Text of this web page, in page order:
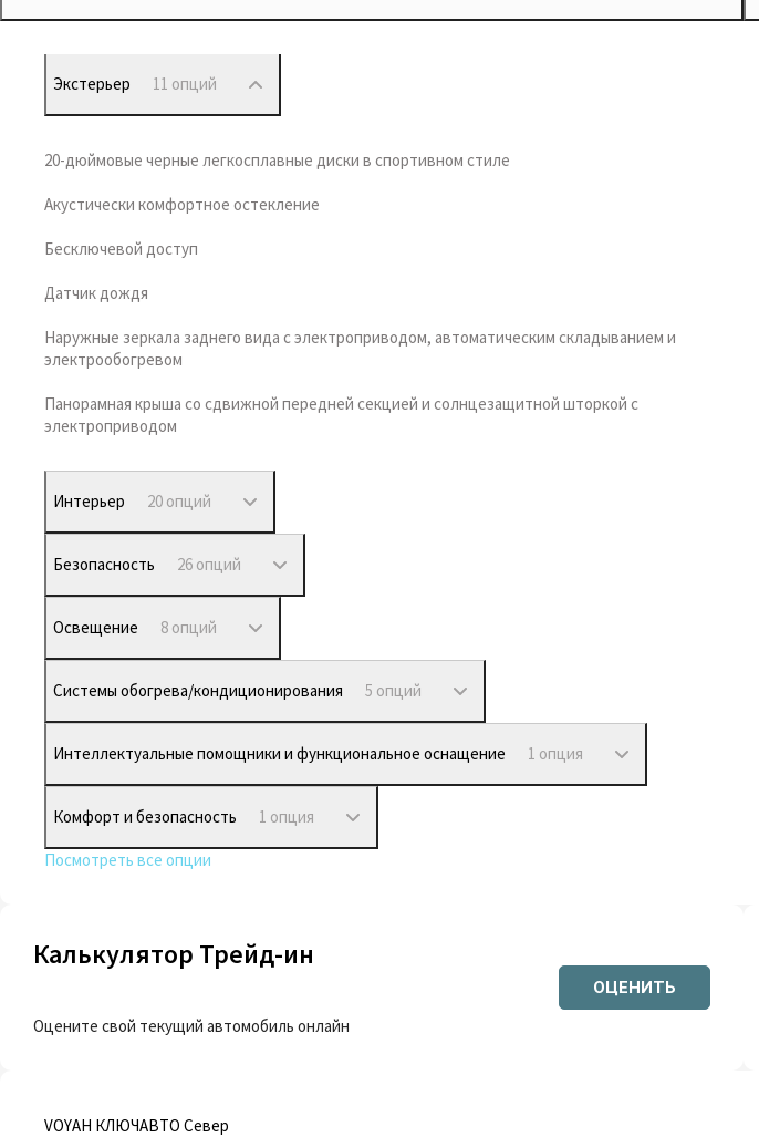
Экстерьер 11 опций
20-дюймовые черные легкосплавные диски в спортивном стиле
Акустически комфортное остекление
Бесключевой доступ
Датчик дождя
Наружные зеркала заднего вида с электроприводом, автоматическим складыванием и
электрообогревом
Панорамная крыша со сдвижной передней секцией и солнцезащитной шторкой с
электроприводом
Интерьер 20 опций
Безопасность 26 опций
Освещение 8 опций
Системы обогрева/кондиционирования 5 опций
Интеллектуальные помощники и функциональное оснащение 1 опция
Комфорт и безопасность 1 опция
Посмотреть все опции
Калькулятор Трейд-ин
Оцените свой текущий автомобиль онлайн
ОЦЕНИТЬ
VOYAH КЛЮЧАВТО Север